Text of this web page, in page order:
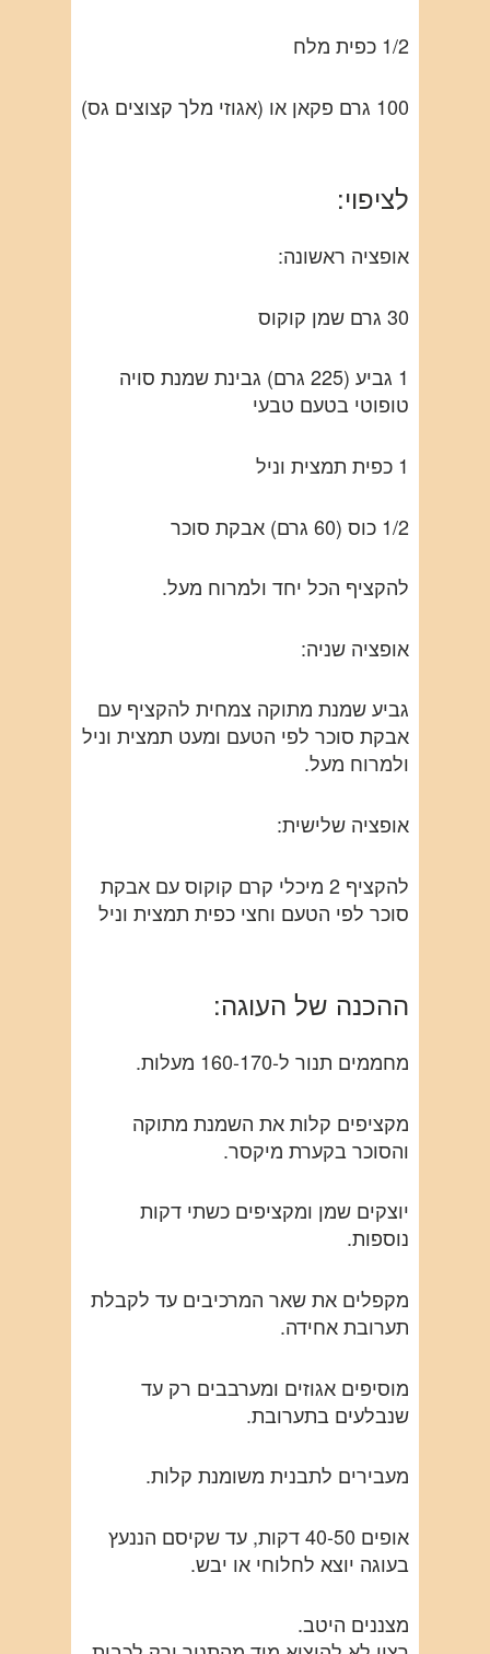
1/2 כפית מלח
100 גרם פקאן או (אגוזי מלך קצוצים גס)
לציפוי:
אופציה ראשונה:
30 גרם שמן קוקוס
1 גביע (225 גרם) גבינת שמנת סויה
טופוטי בטעם טבעי
1 כפית תמצית וניל
1/2 כוס (60 גרם) אבקת סוכר
להקציף הכל יחד ולמרוח מעל.
אופציה שניה:
גביע שמנת מתוקה צמחית להקציף עם
אבקת סוכר לפי הטעם ומעט תמצית וניל
ולמרוח מעל.
אופציה שלישית:
להקציף 2 מיכלי קרם קוקוס עם אבקת
סוכר לפי הטעם וחצי כפית תמצית וניל
ההכנה של העוגה:
מחממים תנור ל-160-170 מעלות.
מקציפים קלות את השמנת מתוקה
והסוכר בקערת מיקסר.
יוצקים שמן ומקציפים כשתי דקות
נוספות.
מקפלים את שאר המרכיבים עד לקבלת
תערובת אחידה.
מוסיפים אגוזים ומערבבים רק עד
שנבלעים בתערובת.
מעבירים לתבנית משומנת קלות.
אופים 40-50 דקות, עד שקיסם הננעץ
בעוגה יוצא לחלוחי או יבש.
מצננים היטב.